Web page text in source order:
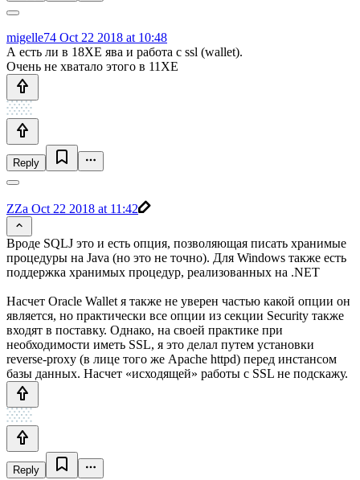
migelle74 Oct 22 2018 at 10:48
А есть ли в 18XE ява и работа с ssl (wallet).
Очень не хватало этого в 11XE
Reply
ZZa Oct 22 2018 at 11:42
Вроде SQLJ это и есть опция, позволяющая писать хранимые
процедуры на Java (но это не точно). Для Windows также есть
поддержка хранимых процедур, реализованных на .NET
Насчет Oracle Wallet я также не уверен частью какой опции он
является, но практически все опции из секции Security также
входят в поставку. Однако, на своей практике при
необходимости иметь SSL, я это делал путем установки
reverse-proxy (в лице того же Apache httpd) перед инстансом
базы данных. Насчет «исходящей» работы с SSL не подскажу.
Reply